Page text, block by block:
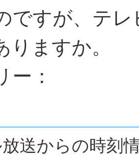
ですが、テ
りますか。
ー：
送からの時刻